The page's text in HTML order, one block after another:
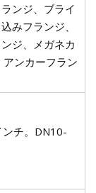
ンジ、ブライ
みフランジ、
ジ、メガネカ
ンカーフラン
チ。DN10-